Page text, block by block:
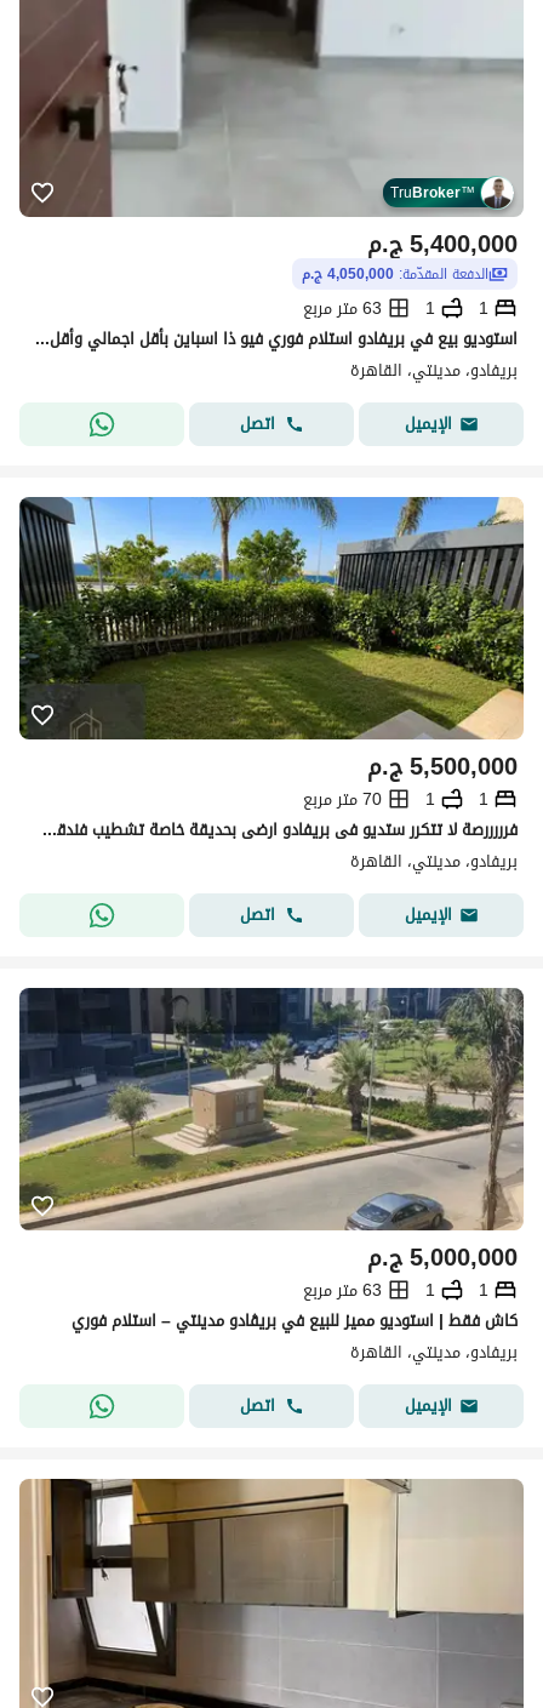
TruBroker™
ج.م5,400,000
الدفعة المقدّمة: 4,050,000 ج.م
1
1
63 متر مربع
استوديو بيع في بريفادو استلام فوري فيو ذا اسباين بأقل اجمالي وأقل اوفر واطول فتره سداد لوكيشن مميز جدا
بريفادو، مدينتي، القاهرة
الإيميل
اتصل
ج.م5,500,000
1
1
70 متر مربع
فرررررصة لا تتكرر ستديو فى بريفادو ارضى بحديقة خاصة تشطيب فندقى غير مجروح بالمرة ( بريفادو ) مساحه ٧٠ متر وحديقه ٣٥ متر امام مشروع سباين مباشرة خالص التمن كاش السعر : ٥ مليون ٥٠٠ الف متاح صور وفيديو Mx333
بريفادو، مدينتي، القاهرة
الإيميل
اتصل
ج.م5,000,000
1
1
63 متر مربع
كاش فقط | استوديو مميز للبيع في بريڤادو مدينتي – استلام فوري
بريفادو، مدينتي، القاهرة
الإيميل
اتصل